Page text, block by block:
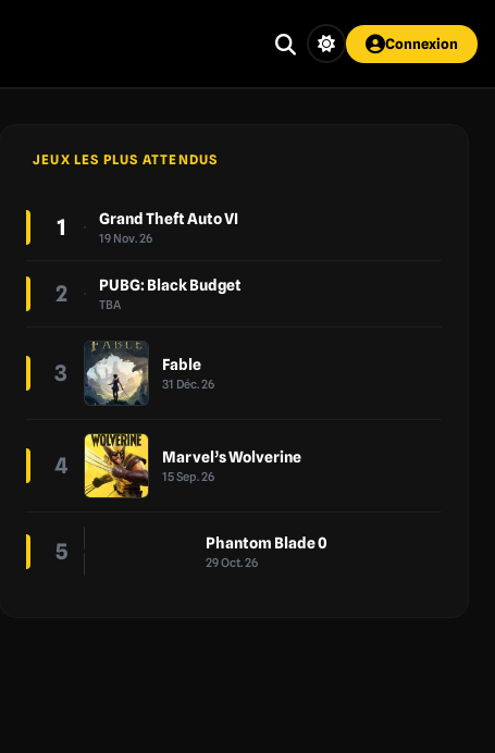
Connexion
JEUX LES PLUS ATTENDUS
1 Grand Theft Auto VI
19 Nov. 26
2 PUBG: Black Budget
TBA
3 Fable
31 Déc. 26
4 Marvel’s Wolverine
15 Sep. 26
5 Phantom Blade 0
29 Oct. 26